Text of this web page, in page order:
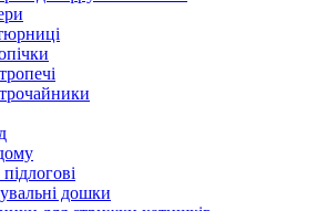
дошки